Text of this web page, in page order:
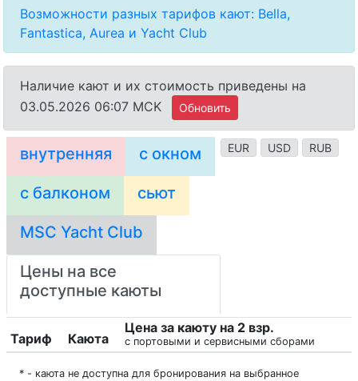
Возможности разных тарифов кают: Bella,
Fantastica, Aurea и Yacht Club
Наличие кают и их стоимость приведены на
03.05.2026 06:07 MCK
Обновить
EUR USD RUB
внутренняя с окном
с балконом сьют
MSC Yacht Club
Цены на все
доступные каюты
Тариф Каюта
Цена за каюту на 2 взр.
с портовыми и сервисными сборами
* - каюта не доступна для бронирования на выбранное